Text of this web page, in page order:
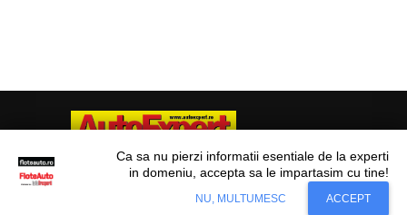
© Flote Auto. Toate drepturile rezervate.
JuridicFinanciarAnalize De Piață Transporturi
Situl nostru utilizeaza cookies. Ce inseamna
Accept
Ca sa nu pierzi informatii esentiale de la experti
in domeniu, accepta sa le impartasim cu tine!
NU, MULTUMESC ACCEPT